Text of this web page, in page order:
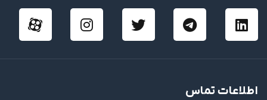
اطلاعات تماس